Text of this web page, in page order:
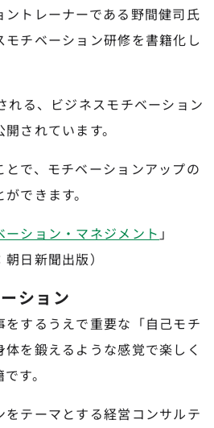
トレーナーである野間健司氏
チベーション研修を書籍化し
れる、ビジネスモチベーション
されています。
で、モチベーションアップの
できます。
ーション・マネジメント 」
日新聞出版）
ション
するうえで重要な「自己モチ
を鍛えるような感覚で楽しく
す。
テーマとする経営コンサルテ